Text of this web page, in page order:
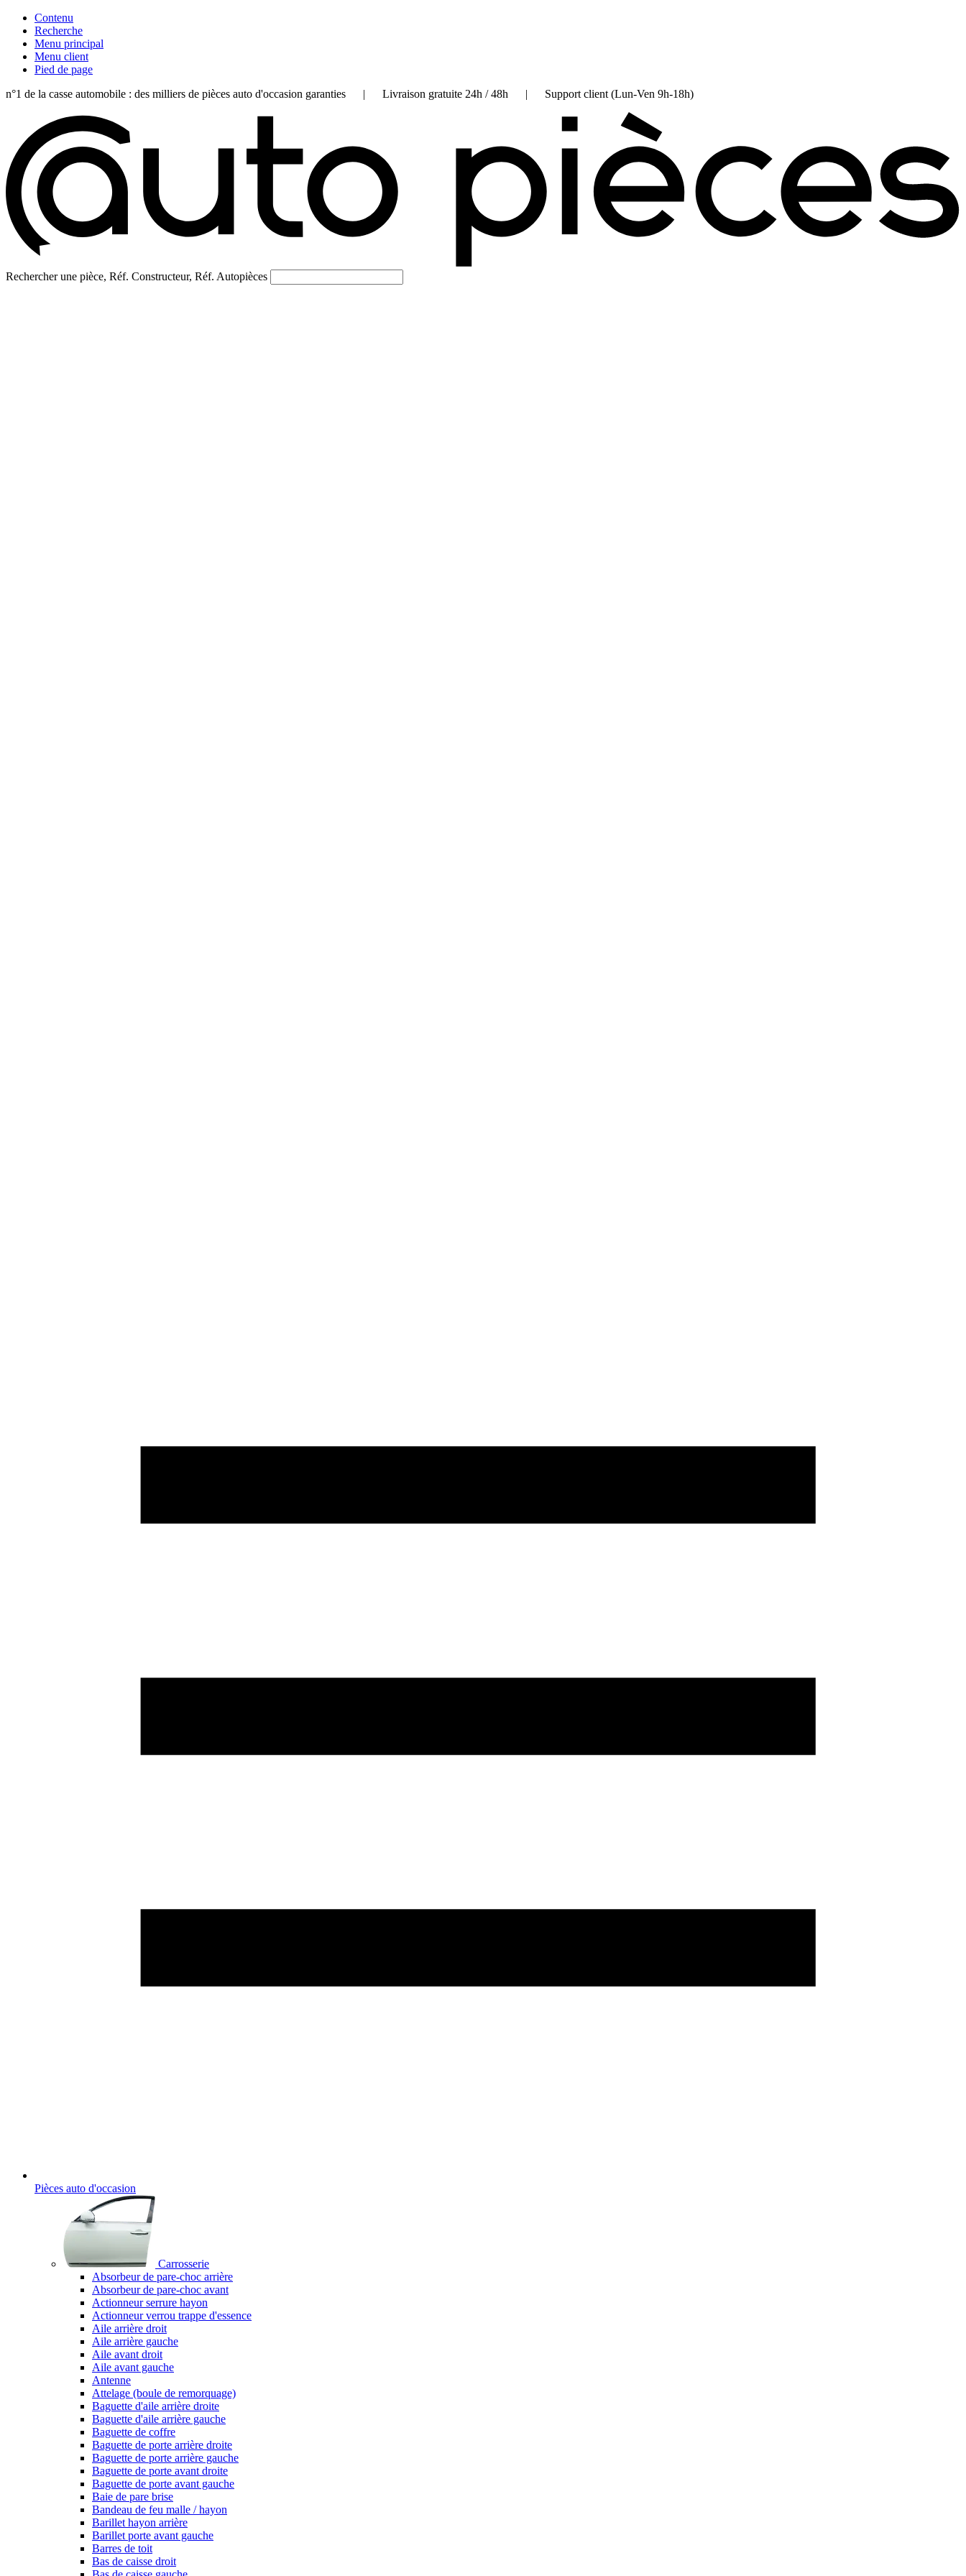
Contenu
Recherche
Menu principal
Menu client
Pied de page
n°1 de la casse automobile : des milliers de pièces auto d'occasion garanties | Livraison gratuite 24h / 48h | Support client (Lun-Ven 9h-18h)
Rechercher une pièce, Réf. Constructeur, Réf. Autopièces
Pièces auto d'occasion
Carrosserie
Absorbeur de pare-choc arrière
Absorbeur de pare-choc avant
Actionneur serrure hayon
Actionneur verrou trappe d'essence
Aile arrière droit
Aile arrière gauche
Aile avant droit
Aile avant gauche
Antenne
Attelage (boule de remorquage)
Baguette d'aile arrière droite
Baguette d'aile arrière gauche
Baguette de coffre
Baguette de porte arrière droite
Baguette de porte arrière gauche
Baguette de porte avant droite
Baguette de porte avant gauche
Baie de pare brise
Bandeau de feu malle / hayon
Barillet hayon arrière
Barillet porte avant gauche
Barres de toit
Bas de caisse droit